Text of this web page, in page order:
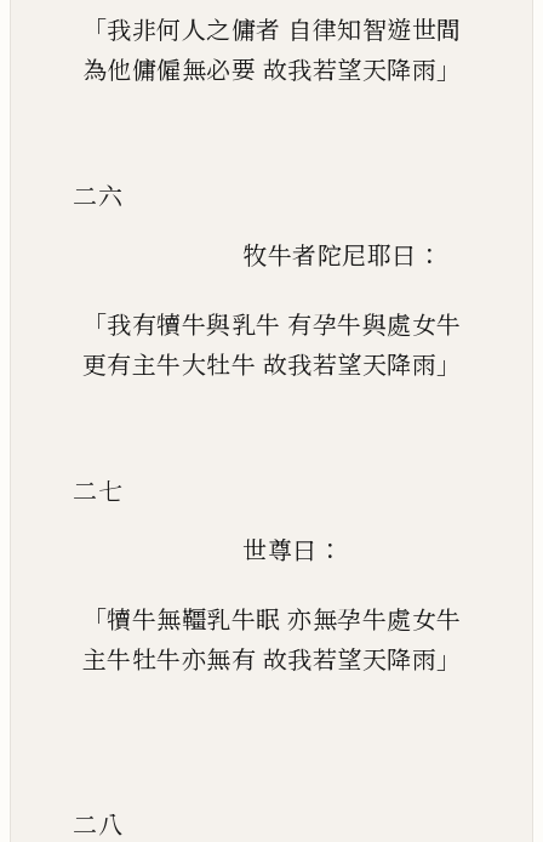
「我非何人之傭者 自律知智遊世間
為他傭僱無必要 故我若望天降雨 」
二六
牧牛者陀尼耶曰 ：
「我有犢牛與乳牛 有孕牛與處女牛
更有主牛大牡牛 故我若望天降雨 」
二七
世尊曰 ：
「犢牛無韁乳牛眠 亦無孕牛處女牛
主牛牡牛亦無有 故我若望天降雨 」
二八